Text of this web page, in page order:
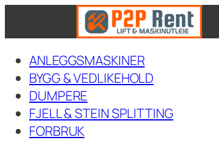
ANLEGGSMASKINER
BYGG & VEDLIKEHOLD
DUMPERE
FJELL & STEIN SPLITTING
FORBRUK